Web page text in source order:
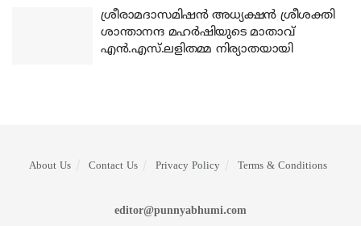
ശ്രീരാമദാസമിഷന്‍ അധ്യക്ഷന്‍ ശ്രീശക്തി
ശാന്താനന്ദ മഹര്‍ഷിയുടെ മാതാവ്
എന്‍.എസ്.ലളിതമ്മ നിര്യാതയായി
About Us Contact Us Privacy Policy Terms & Conditions
editor@punnyabhumi.com